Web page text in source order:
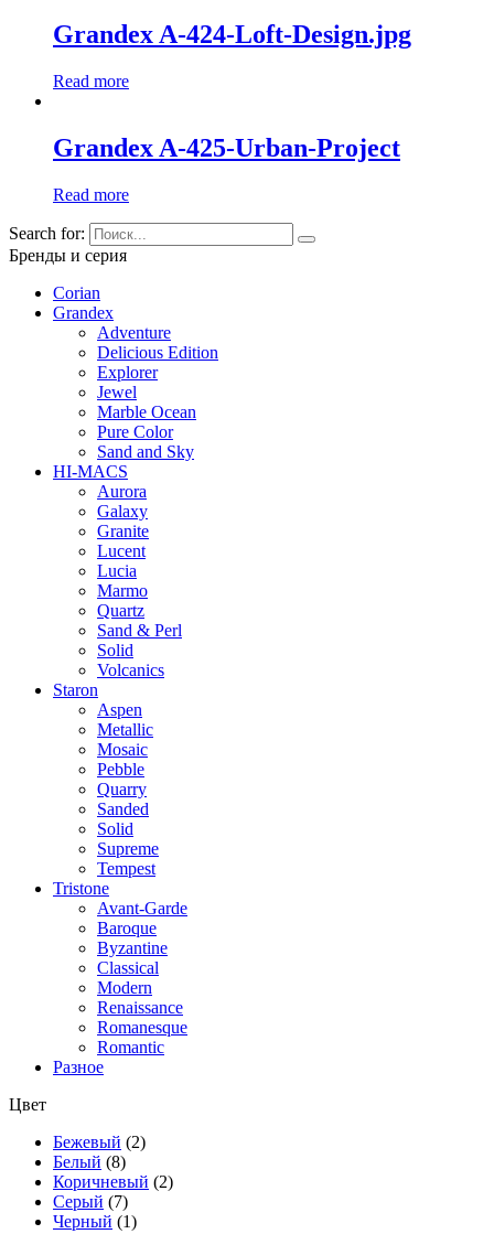
Grandex A-424-Loft-Design.jpg
Read more
Grandex A-425-Urban-Project
Read more
Search for:
Бренды и серия
Corian
Grandex
Adventure
Delicious Edition
Explorer
Jewel
Marble Ocean
Pure Color
Sand and Sky
HI-MACS
Aurora
Galaxy
Granite
Lucent
Lucia
Marmo
Quartz
Sand & Perl
Solid
Volcanics
Staron
Aspen
Metallic
Mosaic
Pebble
Quarry
Sanded
Solid
Supreme
Tempest
Tristone
Avant-Garde
Baroque
Byzantine
Classical
Modern
Renaissance
Romanesque
Romantic
Разное
Цвет
Бежевый (2)
Белый (8)
Коричневый (2)
Серый (7)
Черный (1)